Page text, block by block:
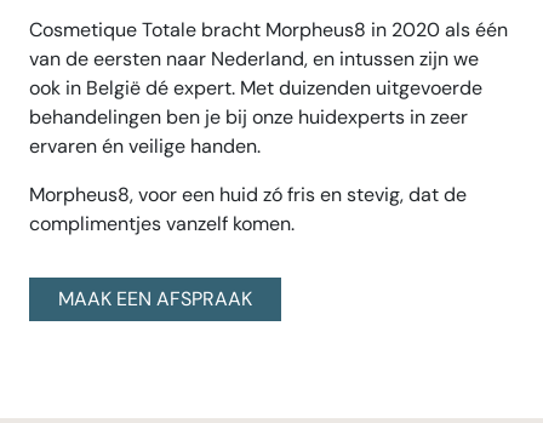
Cosmetique Totale bracht Morpheus8 in 2020 als één
van de eersten naar Nederland, en intussen zijn we
ook in België dé expert. Met duizenden uitgevoerde
behandelingen ben je bij onze huidexperts in zeer
ervaren én veilige handen.
Morpheus8, voor een huid zó fris en stevig, dat de
complimentjes vanzelf komen.
MAAK EEN AFSPRAAK